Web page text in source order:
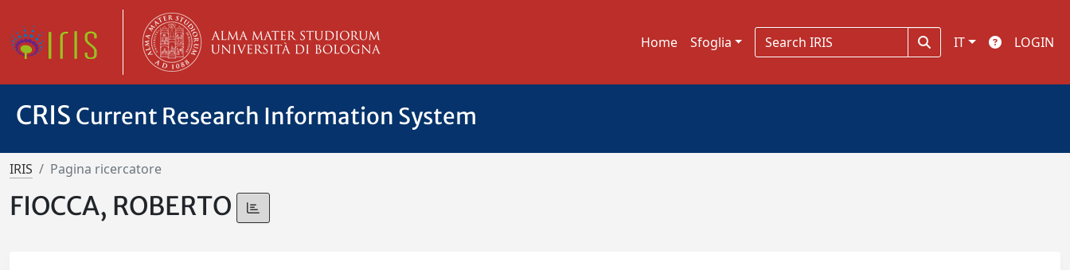
Home Sfoglia IT LOGIN
CRIS Current Research Information System
IRIS Pagina ricercatore
FIOCCA, ROBERTO